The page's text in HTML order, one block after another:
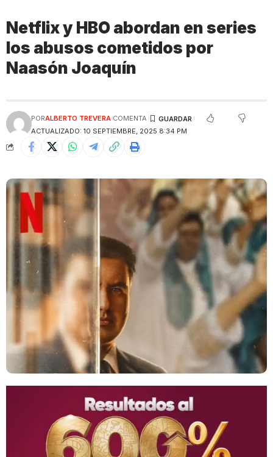
Netflix y HBO abordan en series
los abusos cometidos por
Naasón Joaquín
ACTUALIZADO: 10 SEPTIEMBRE, 2025 8:34 PM
PORALBERTO TREVERA COMENTA